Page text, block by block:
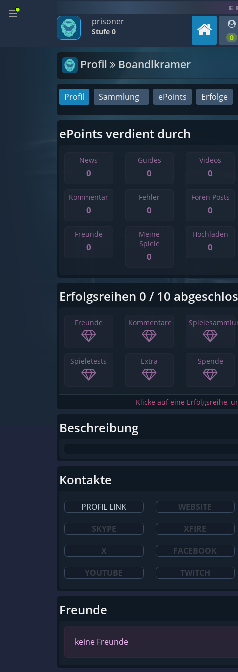
prisoner
Stufe 0
0
Profil Boandlkramer
Profil Sammlung ePoints Erfolge
ePoints verdient durch
News
0
Guides
0
Videos
0
Kommentar
0
Fehler
0
Foren Posts
0
Freunde
0
Meine
Spiele
0
Hochladen
0
Erfolgsreihen 0 / 10
Freunde Kommentare
Spieletests Extra Spende
Klicke auf eine Erfolgsreihe,
Beschreibung
Kontakte
PROFIL LINK WEBSITE
SKYPE
XFIRE
X
FACEBOOK
YOUTUBE
TWITCH
Freunde
keine Freunde